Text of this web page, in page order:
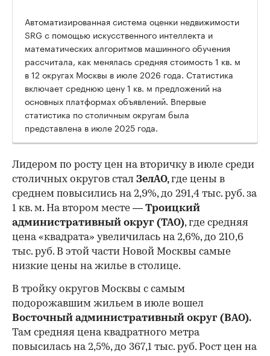
Автоматизированная система оценки недвижимости
SRG с помощью искусственного интеллекта и
математических алгоритмов машинного обучения
рассчитала, как менялась средняя стоимость 1 кв. м
в 12 округах Москвы в июле 2026 года. Статистика
включает среднюю цену 1 кв. м предложений на
основных платформах объявлений. Впервые
статистика по столичным округам была
представлена в июле 2025 года.
Лидером по росту цен на вторичку в июле среди
столичных округов стал ЗелАО,где цены в
среднем повысились на 2,9%, до 291,4 тыс. руб. за
1 кв. м. На втором месте — Троицкий
административный округ (ТАО), где средняя
цена «квадрата» увеличилась на 2,6%, до 210,6
тыс. руб. В этой части Новой Москвы самые
низкие цены на жилье в столице.
В тройку округов Москвы с самым
подорожавшим жильем в июле вошел
Восточный административный округ (ВАО).
Там средняя цена квадратного метра
повысилась на 2,5%, до 367,1 тыс. руб. Рост цен на